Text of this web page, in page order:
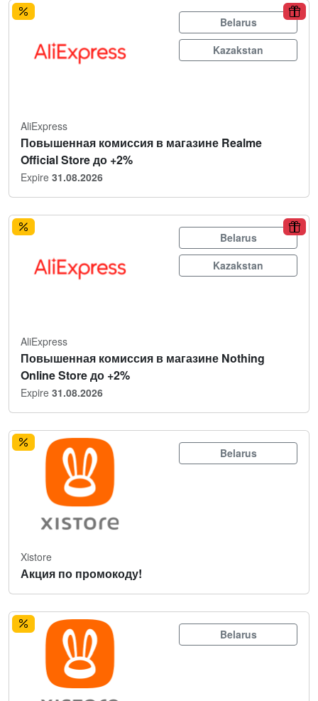
Belarus
Kazakstan
AliExpress
Повышенная комиссия в магазине Realme
Official Store до +2%
Expire 31.08.2026
Belarus
Kazakstan
AliExpress
Повышенная комиссия в магазине Nothing
Online Store до +2%
Expire 31.08.2026
Belarus
Xistore
Акция по промокоду!
Belarus